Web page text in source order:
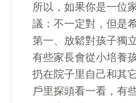
所以，如果你是一位
議：不一定對，但是
第一、放鬆對孩子獨
有些家長會從小培養
扔在院子里自己和其
戶里探頭看一看，有